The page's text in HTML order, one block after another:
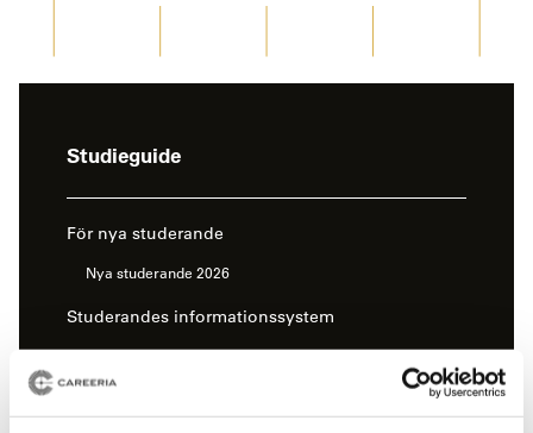
Studieguide-
För nya studerande
Nya studerande 2026
Studerandes informationssystem
Tuudo